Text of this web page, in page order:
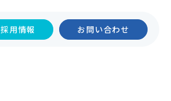
採用情報 お問い合わせ